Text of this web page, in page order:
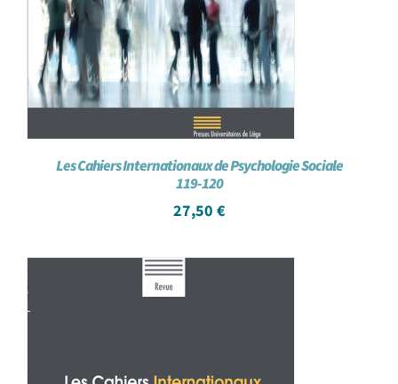
Les Cahiers Internationaux de Psychologie Sociale
119-120
27,50 €